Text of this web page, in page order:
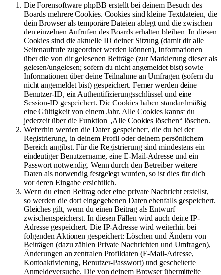
Die Forensoftware phpBB erstellt bei deinem Besuch des
Boards mehrere Cookies. Cookies sind kleine Textdateien, die
dein Browser als temporäre Dateien ablegt und die zwischen
den einzelnen Aufrufen des Boards erhalten bleiben. In diesen
Cookies sind die aktuelle ID deiner Sitzung (damit dir alle
Seitenaufrufe zugeordnet werden können), Informationen
über die von dir gelesenen Beiträge (zur Markierung dieser als
gelesen/ungelesen; sofern du nicht angemeldet bist) sowie
Informationen über deine Teilnahme an Umfragen (sofern du
nicht angemeldet bist) gespeichert. Ferner werden deine
Benutzer-ID, ein Authentifizierungsschlüssel und eine
Session-ID gespeichert. Die Cookies haben standardmäßig
eine Gültigkeit von einem Jahr. Alle Cookies kannst du
jederzeit über die Funktion „Alle Cookies löschen“ löschen.
Weiterhin werden die Daten gespeichert, die du bei der
Registrierung, in deinem Profil oder deinem persönlichem
Bereich angibst. Für die Registrierung sind mindestens ein
eindeutiger Benutzername, eine E-Mail-Adresse und ein
Passwort notwendig. Wenn durch den Betreiber weitere
Daten als notwendig festgelegt wurden, so ist dies für dich
vor deren Eingabe ersichtlich.
Wenn du einen Beitrag oder eine private Nachricht erstellst,
so werden die dort eingegebenen Daten ebenfalls gespeichert.
Gleiches gilt, wenn du einen Beitrag als Entwurf
zwischenspeicherst. In diesen Fällen wird auch deine IP-
Adresse gespeichert. Die IP-Adresse wird weiterhin bei
folgenden Aktionen gespeichert: Löschen und Ändern von
Beiträgen (dazu zählen Private Nachrichten und Umfragen),
Änderungen an zentralen Profildaten (E-Mail-Adresse,
Kontoaktivierung, Benutzer-Passwort) und gescheiterte
Anmeldeversuche. Die von deinem Browser übermittelte